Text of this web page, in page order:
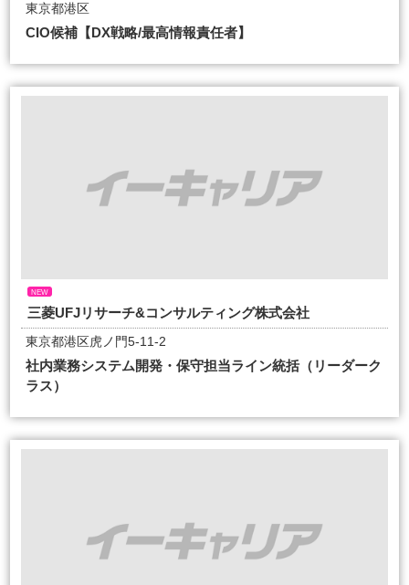
東京都港区
CIO候補【DX戦略/最高情報責任者】
NEW
三菱UFJリサーチ&コンサルティング株式会社
東京都港区虎ノ門5-11-2
社内業務システム開発・保守担当ライン統括（リーダーク
ラス）